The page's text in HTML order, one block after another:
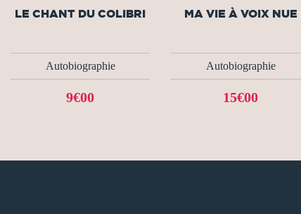
LE CHANT DU COLIBRI
Autobiographie
9€00
MA VIE À VOIX NUE
Autobiographie
15€00